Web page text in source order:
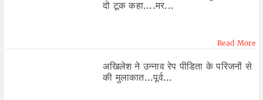
दो टूक कहा....मर...
Read More
अखिलेश ने उन्नाव रेप पीडिता के परिजनों से
की मुलाकात...पूर्व...